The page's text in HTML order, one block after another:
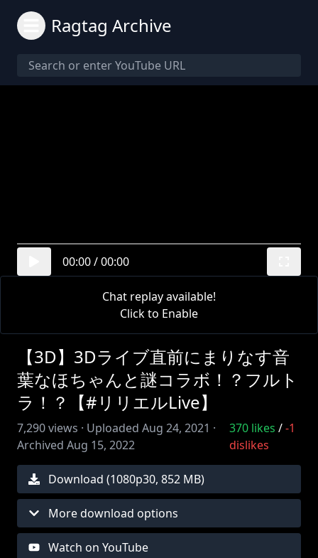
Ragtag Archive
00:00/00:00
Chat replay available!
Click to Enable
【3D】3Dライブ直前にまりなす音
葉なほちゃんと謎コラボ！？フルト
ラ！？【#リリエルLive】
7,290views · Uploaded Aug 24, 2021 ·
Archived Aug 15, 2022
370likes / -1
dislikes
Download (1080p30, 852 MB)
More download options
Watch on YouTube